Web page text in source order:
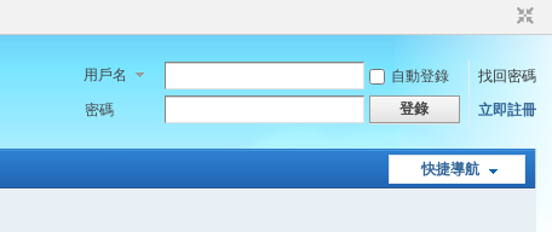
用戶名 自動登錄
找回密碼
密碼
登錄 立即註冊
快捷導航